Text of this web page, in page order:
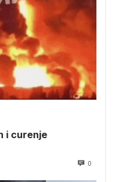
i curenje
0